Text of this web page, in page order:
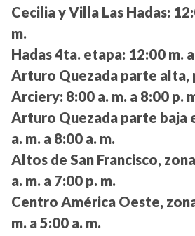
Cecilia y Villa Las Hadas:
m.
Hadas 4ta. etapa: 12:00 m.
Arturo Quezada parte alta,
Arciery: 8:00 a. m. a 8:00 p.
Arturo Quezada parte baja
a. m. a 8:00 a. m.
Altos de San Francisco,
a. m. a 7:00 p. m.
Centro América Oeste,
m. a 5:00 a. m.